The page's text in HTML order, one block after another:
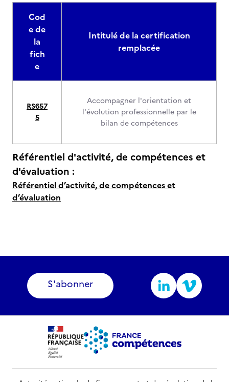
Cod
e de
la
fich
e
Intitulé de la certification
remplacée
RS657
5
Accompagner l'orientation et
l'évolution professionnelle par le
bilan de compétences
Référentiel d'activité, de compétences et
d'évaluation :
Référentiel d’activité, de compétences et
d’évaluation
S'abonner